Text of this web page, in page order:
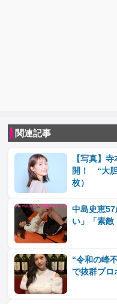
関連記事
【写真】
開！ “大
枚）
中島史恵
い」「素敵
“令和の峰
で抜群プ